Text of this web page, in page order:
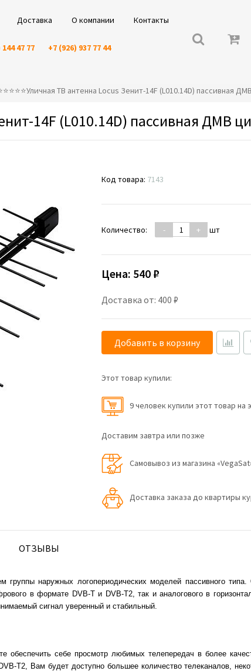
Доставка О компании Контакты
47 77 +7 (926) 937 77 44
ТВ антенна Locus Зенит-14F (L010.14D) пассивная
14F (L010.14D) пассивная ДМВ
Код товара: 7143
Количество: - + шт
Цена: 540 ₽
Доставка от: 400 ₽
Добавить в корзину
Этот товар купили:
9 человек купили этот товар на
Доставим завтра или позже
Самовывоз из магазина
Доставка заказа до квартиры
ОТЗЫВЫ
группы наружных логопериодических моделей пассивного
в формате DVB-T и DVB-T2, так и аналогового в
сигнал уверенный и стабильный.
обеспечить себе просмотр любимых телепередач в более
T2, Вам будет доступно большее количество телеканалов,